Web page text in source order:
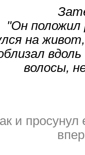
"Он положил
на
волосы,
и